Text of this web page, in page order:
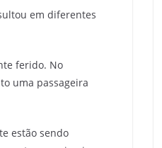
em diferentes
ferido. No
uma passageira
estão sendo